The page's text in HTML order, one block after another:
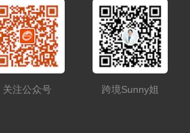
关注公众号 跨境Sunny姐